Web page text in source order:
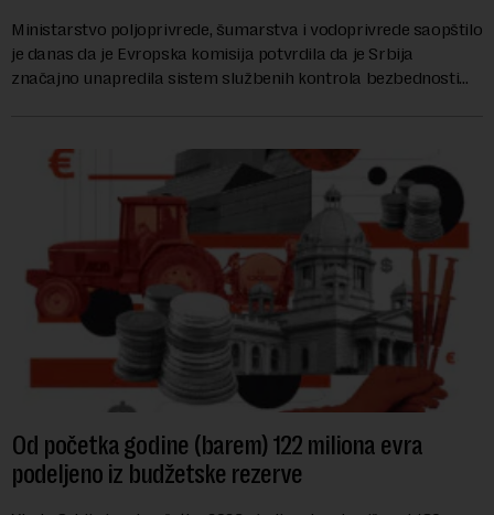
Ministarstvo poljoprivrede, šumarstva i vodoprivrede saopštilo
je danas da je Evropska komisija potvrdila da je Srbija
značajno unapredila sistem službenih kontrola bezbednosti
Od početka godine (barem) 122 miliona evra
podeljeno iz budžetske rezerve